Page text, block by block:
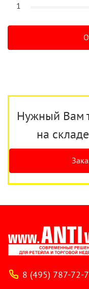
1
Нужный Вам
на
8 (495) 787-72-